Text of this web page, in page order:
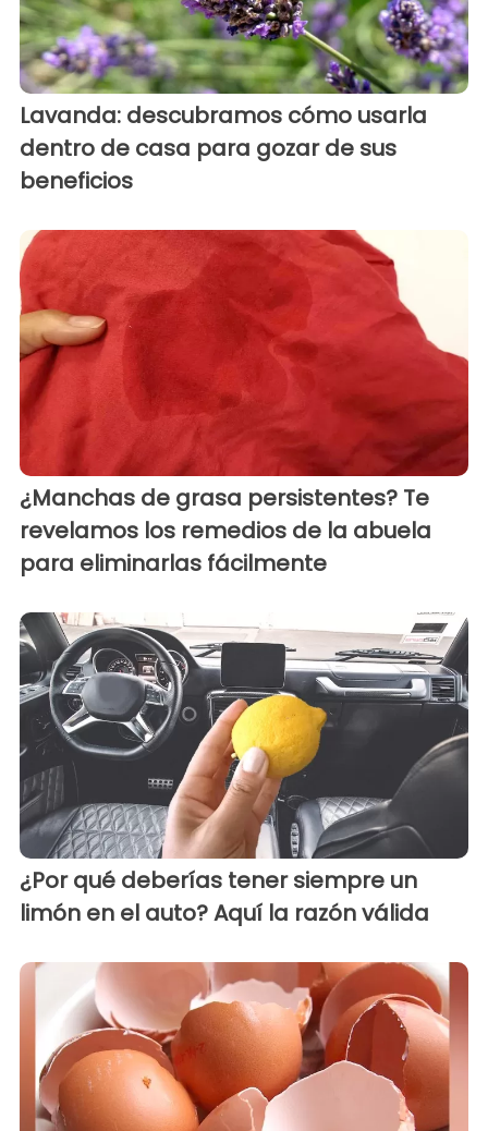
Lavanda: descubramos cómo usarla
dentro de casa para gozar de sus
beneficios
¿Manchas de grasa persistentes? Te
revelamos los remedios de la abuela
para eliminarlas fácilmente
¿Por qué deberías tener siempre un
limón en el auto? Aquí la razón válida